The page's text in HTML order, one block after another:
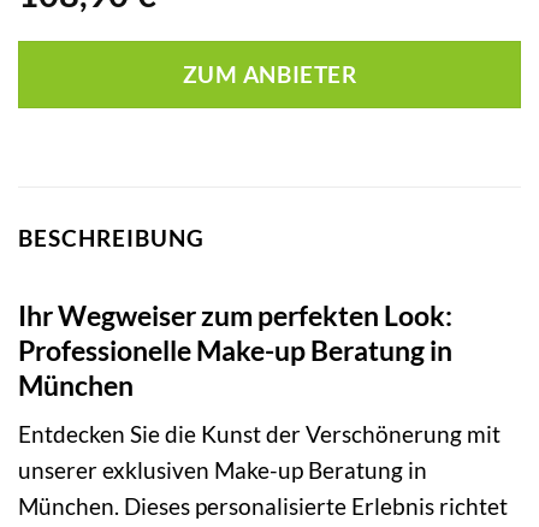
ZUM ANBIETER
BESCHREIBUNG
Ihr Wegweiser zum perfekten Look:
Professionelle Make-up Beratung in
München
Entdecken Sie die Kunst der Verschönerung mit
unserer exklusiven Make-up Beratung in
München. Dieses personalisierte Erlebnis richtet